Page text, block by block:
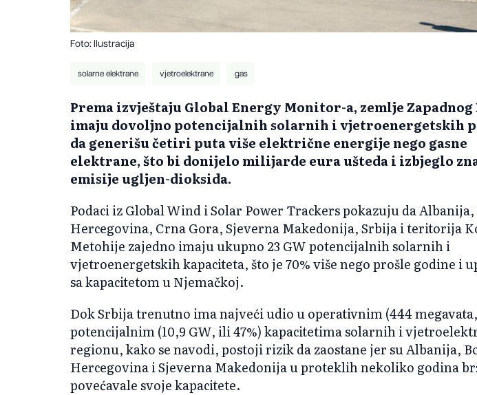
Foto: Ilustracija
solarne elektrane vjetroelektrane gas
Prema izvještaju Global Energy Monitor-a, zemlje Zapadnog
imaju dovoljno potencijalnih solarnih i vjetroenergetskih
da generišu četiri puta više električne energije nego gasne
elektrane, što bi donijelo milijarde eura ušteda i izbjeglo
emisije ugljen-dioksida.
Podaci iz Global Wind i Solar Power Trackers pokazuju da Albanija,
Hercegovina, Crna Gora, Sjeverna Makedonija, Srbija i teritorija
Metohije zajedno imaju ukupno 23 GW potencijalnih solarnih i
vjetroenergetskih kapaciteta, što je 70% više nego prošle godine i
sa kapacitetom u Njemačkoj.
Dok Srbija trenutno ima najveći udio u operativnim (444
potencijalnim (10,9 GW, ili 47%) kapacitetima solarnih i
regionu, kako se navodi, postoji rizik da zaostane jer su Albanija,
Hercegovina i Sjeverna Makedonija u proteklih nekoliko godina
povećavale svoje kapacitete.